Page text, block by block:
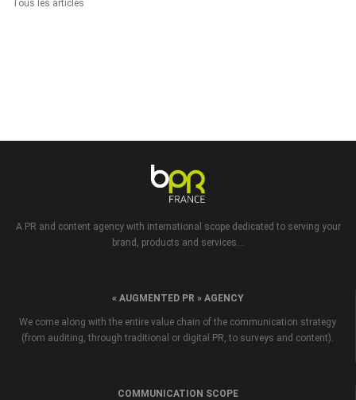
Tous les articles
A PR and content agency with international scope dedicated to serving your
brand, products and services...
« AUGMENTED PR » AGENCY
We come along with the entire value chain of the communication strategy
(from auditing, through traditional or digital PR, to surveys and content).
COMMUNICATION SCOPE